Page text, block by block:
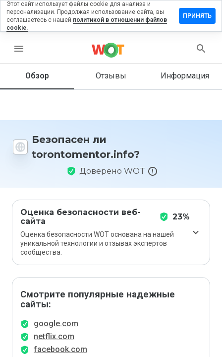
menu
Обзор Отзывы Информация
Безопасен ли
torontomentor.info?
Доверено WOT
Оценка безопасности веб-
сайта
23%
Оценка безопасности WOT основана на нашей
уникальной технологии и отзывах экспертов
сообщества.
Смотрите популярные надежные
сайты:
google.com
netflix.com
facebook.com
отзыв
Как бы
этот
1 до 5?
Этот сайт использует файлы cookie для анализа и
персонализации. Продолжая использование сайта, вы
соглашаетесь с нашей политикой в отношении файлов
cookie.
ПРИНЯТЬ